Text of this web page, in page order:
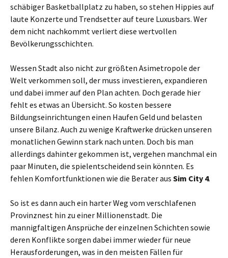
schäbiger Basketballplatz zu haben, so stehen Hippies auf
laute Konzerte und Trendsetter auf teure Luxusbars. Wer
dem nicht nachkommt verliert diese wertvollen
Bevölkerungsschichten.
Wessen Stadt also nicht zur größten Asimetropole der
Welt verkommen soll, der muss investieren, expandieren
und dabei immer auf den Plan achten. Doch gerade hier
fehlt es etwas an Übersicht. So kosten bessere
Bildungseinrichtungen einen Haufen Geld und belasten
unsere Bilanz. Auch zu wenige Kraftwerke drücken unseren
monatlichen Gewinn stark nach unten. Doch bis man
allerdings dahinter gekommen ist, vergehen manchmal ein
paar Minuten, die spielentscheidend sein könnten. Es
fehlen Komfortfunktionen wie die Berater aus Sim City 4.
So ist es dann auch ein harter Weg vom verschlafenen
Provinznest hin zu einer Millionenstadt. Die
mannigfaltigen Ansprüche der einzelnen Schichten sowie
deren Konflikte sorgen dabei immer wieder für neue
Herausforderungen, was in den meisten Fällen für